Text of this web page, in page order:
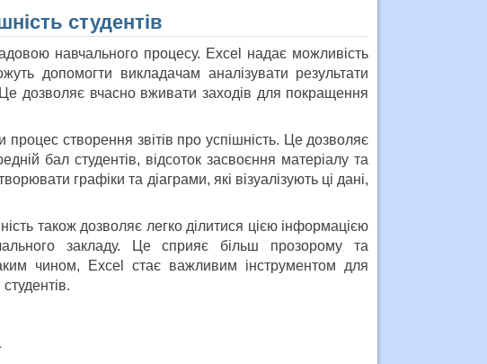
студентів
навчального процесу. Excel надає можливість
допомогти викладачам аналізувати результати
дозволяє вчасно вживати заходів для покращення
створення звітів про успішність. Це дозволяє
бал студентів, відсоток засвоєння матеріалу та
графіки та діаграми, які візуалізують ці дані,
також дозволяє легко ділитися цією інформацією
закладу. Це сприяє більш прозорому та
чином, Excel стає важливим інструментом для